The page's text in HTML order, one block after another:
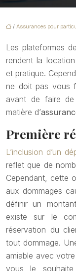
/ Assurances pour
Les plateformes
rendent la
et pratique.
ne doit pas vous
avant de faire
matière d’
Première
L’inclusion d’un
reflet que de
Cependant, cette
aux dommages
définir un
existe sur le
réservation du
tout dommage.
amiable avec
vous le